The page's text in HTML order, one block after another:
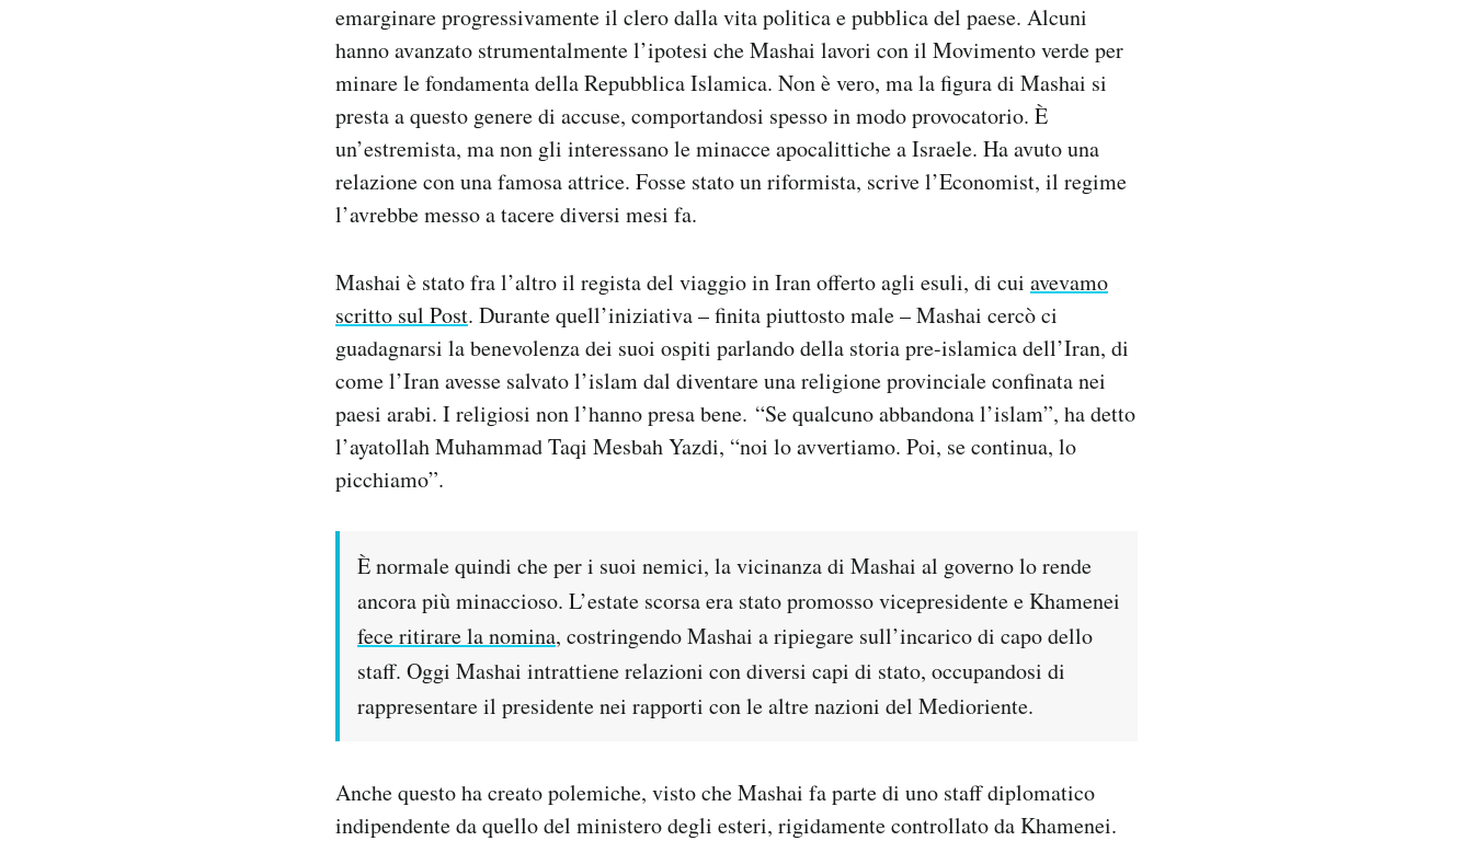
emarginare progressivamente il clero dalla vita politica e pubblica del paese. Alcuni
hanno avanzato strumentalmente l’ipotesi che Mashai lavori con il Movimento verde per
minare le fondamenta della Repubblica Islamica. Non è vero, ma la figura di Mashai si
presta a questo genere di accuse, comportandosi spesso in modo provocatorio. È
un’estremista, ma non gli interessano le minacce apocalittiche a Israele. Ha avuto una
relazione con una famosa attrice. Fosse stato un riformista, scrive l’Economist, il regime
l’avrebbe messo a tacere diversi mesi fa.
Mashai è stato fra l’altro il regista del viaggio in Iran offerto agli esuli, di cui avevamo
scritto sul Post. Durante quell’iniziativa – finita piuttosto male – Mashai cercò ci
guadagnarsi la benevolenza dei suoi ospiti parlando della storia pre-islamica dell’Iran, di
come l’Iran avesse salvato l’islam dal diventare una religione provinciale confinata nei
paesi arabi. I religiosi non l’hanno presa bene. “Se qualcuno abbandona l’islam”, ha detto
l’ayatollah Muhammad Taqi Mesbah Yazdi, “noi lo avvertiamo. Poi, se continua, lo
picchiamo”.
È normale quindi che per i suoi nemici, la vicinanza di Mashai al governo lo rende
ancora più minaccioso. L’estate scorsa era stato promosso vicepresidente e Khamenei
fece ritirare la nomina, costringendo Mashai a ripiegare sull’incarico di capo dello
staff. Oggi Mashai intrattiene relazioni con diversi capi di stato, occupandosi di
rappresentare il presidente nei rapporti con le altre nazioni del Medioriente.
Anche questo ha creato polemiche, visto che Mashai fa parte di uno staff diplomatico
indipendente da quello del ministero degli esteri, rigidamente controllato da Khamenei.